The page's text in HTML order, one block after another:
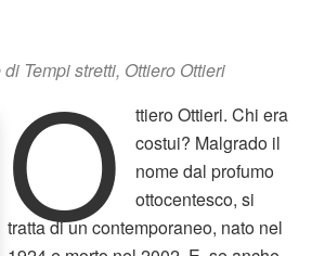
di Tempi stretti, Ottiero Ottieri
O
ttiero Ottieri. Chi era
costui? Malgrado il
nome dal profumo
ottocentesco, si
tratta di un contemporaneo, nato nel